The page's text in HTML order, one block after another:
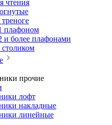
чтения
плафоном
и более плафонами
прочие
лофт
накладные
линейные